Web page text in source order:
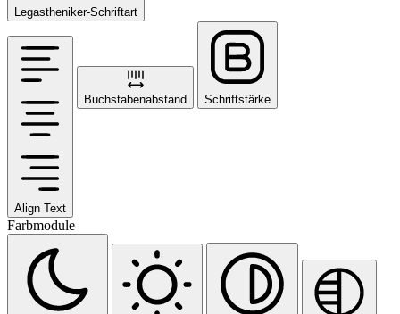
Legastheniker-Schriftart
Align Text
Buchstabenabstand Schriftstärke
Farbmodule